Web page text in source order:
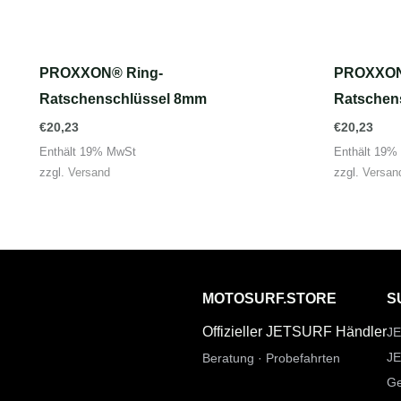
PROXXON® Ring-
Ratschenschlüssel 8mm
€20,23
Enthält 19% MwSt
zzgl.Versand
€20,23
Enthält 19%
zzgl.
MOTOSURF.STORE
Offizieller JETSURF Händler
Beratung · Probefahrten